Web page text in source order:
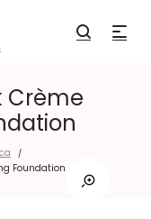
Crème
/
Foundation